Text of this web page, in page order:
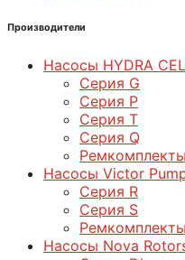
Производители
Насосы HYDRA
Серия G
Серия P
Серия T
Серия Q
Ремкомплекты
Насосы Victor
Серия R
Серия S
Ремкомплекты
Насосы Nova